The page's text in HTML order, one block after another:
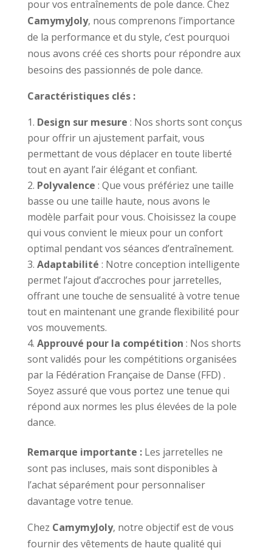
à
44,00€
pour vos entraînements de pole dance. Chez
CamymyJoly, nous comprenons l’importance
de la performance et du style, c’est pourquoi
nous avons créé ces shorts pour répondre aux
besoins des passionnés de pole dance.
Caractéristiques clés :
Design sur mesure : Nos shorts sont conçus
pour offrir un ajustement parfait, vous
permettant de vous déplacer en toute liberté
tout en ayant l’air élégant et confiant.
Polyvalence : Que vous préfériez une taille
basse ou une taille haute, nous avons le
modèle parfait pour vous. Choisissez la coupe
qui vous convient le mieux pour un confort
optimal pendant vos séances d’entraînement.
Adaptabilité : Notre conception intelligente
permet l’ajout d’accroches pour jarretelles,
offrant une touche de sensualité à votre tenue
tout en maintenant une grande flexibilité pour
vos mouvements.
Approuvé pour la compétition : Nos shorts
sont validés pour les compétitions organisées
par la Fédération Française de Danse (FFD) .
Soyez assuré que vous portez une tenue qui
répond aux normes les plus élevées de la pole
dance.
Remarque importante :Les jarretelles ne
sont pas incluses, mais sont disponibles à
l’achat séparément pour personnaliser
davantage votre tenue.
Chez CamymyJoly, notre objectif est de vous
fournir des vêtements de haute qualité qui